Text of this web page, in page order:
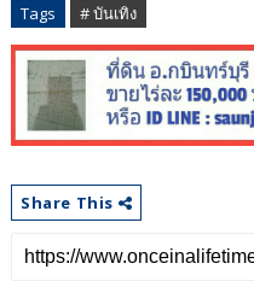
Tags # บันเทิง
Share This